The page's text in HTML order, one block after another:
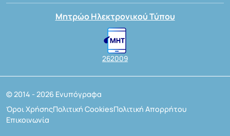
Μητρώο Ηλεκτρονικού Τύπου
262009
© 2014 - 2026 Ενυπόγραφα
Όροι ΧρήσηςΠολιτική CookiesΠολιτική Απορρήτου
Επικοινωνία